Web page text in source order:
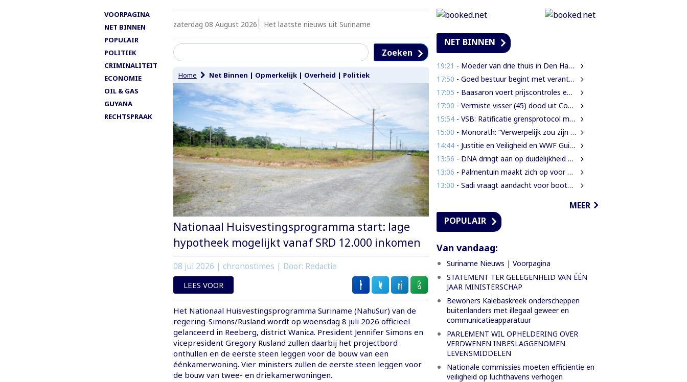
VOORPAGINA
NET BINNEN
POPULAIR
POLITIEK
CRIMINALITEIT
ECONOMIE
OIL & GAS
GUYANA
RECHTSPRAAK
zaterdag 08 August 2026 Het laatste nieuws uit Suriname
Zoeken
Home Net Binnen | Opmerkelijk| Overheid | Politiek
Nationaal Huisvestingsprogramma start: lage
hypotheek mogelijkt vanaf SRD 12.000 inkomen
08 jul 2026 | chronostimes | Door: Redactie
LEES VOOR
Het Nationaal Huisvestingsprogramma Suriname (NahuSur) van de
regering-Simons/Rusland wordt op woensdag 8 juli 2026 officieel
gelanceerd in Reeberg, district Wanica. President Jennifer Simons en
vicepresident Gregory Rusland zullen daarbij het projectbord
onthullen en de eerste steen leggen voor de bouw van een
éénkamerwoning. Vier ministers zullen de eerste steen leggen voor
de bouw van twee- en driekamerwoningen.
NET BINNEN
19:21 - Moeder van drie thuis in Den Haag doodgeschoten; verdachte ex-partner opgepakt na vluchten
17:50 - Goed bestuur begint met verantwoording afleggen
17:05 - Baasaron voert prijscontroles en toezicht op voedselveiligheid op
17:00 - Vermiste visser (45) dood uit Coesewijnerivier gehaald
15:54- VSB: Ratificatie grensprotocol mag geen blanco cheque zijn
15:00 - Monorath: “Verwerpelijk zou zijn wanneer we de dingen zouden bedekken met de mantel der liefde”
14:44- Justitie en Veiligheid en WWF Guianas verkennen verdere samenwerking
13:56 - DNA dringt aan op duidelijkheid over oorzaak massale vissterfte
13:06 - Palmentuin maakt zich op voor kleurrijke viering Dag der Inheemsen
13:00 - Sadi vraagt aandacht voor boothouders en overbelasting Wijdenboschbrug
MEER
POPULAIR
Van vandaag:
Suriname Nieuws | Voorpagina
STATEMENT TER GELEGENHEID VAN ÉÉN
JAAR MINISTERSCHAP
Bewoners Kalebaskreek onderscheppen
buitenlanders met illegaal geweer en
communicatieapparatuur
PARLEMENT WIL OPHELDERING OVER
VERDWENEN INBESLAGGENOMEN
LEVENSMIDDELEN
Nationale commissies moeten efficiëntie en
veiligheid op luchthavens verhogen